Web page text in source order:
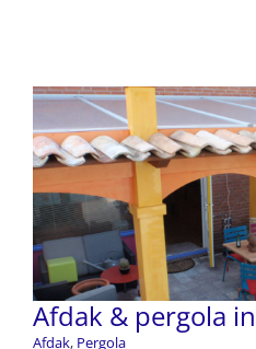
Afdak & pergola
Afdak, Pergola